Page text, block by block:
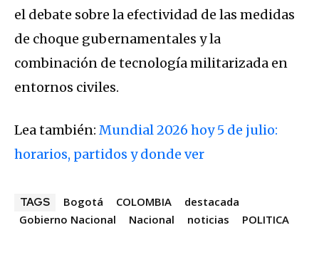
el debate sobre la efectividad de las medidas
de choque gubernamentales y la
combinación de tecnología militarizada en
entornos civiles.
Lea también: Mundial 2026 hoy 5 de julio:
horarios, partidos y donde ver
TAGS Bogotá COLOMBIA
destacada
Gobierno Nacional
Nacional noticias POLITICA